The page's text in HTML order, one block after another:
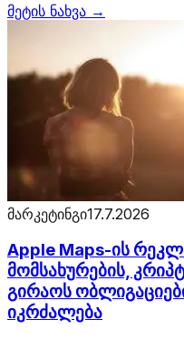
მეტის ნახვა →
მარკეტინგი17.7.2026
Apple Maps-ის
მომსახურების,
გირაოს
იკრძალება